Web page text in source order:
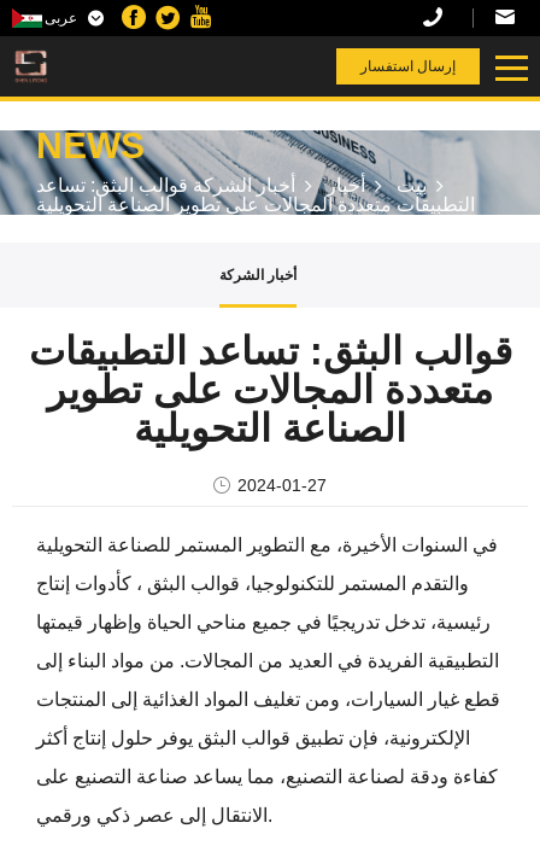
عربى
إرسال استفسار
NEWS
بيت أخبار أخبار الشركة قوالب البثق: تساعد
التطبيقات متعددة المجالات على تطوير الصناعة التحويلية
أخبار الشركة
قوالب البثق: تساعد التطبيقات
متعددة المجالات على تطوير
الصناعة التحويلية
2024-01-27
في السنوات الأخيرة، مع التطوير المستمر للصناعة التحويلية
والتقدم المستمر للتكنولوجيا، قوالب البثق ، كأدوات إنتاج
رئيسية، تدخل تدريجيًا في جميع مناحي الحياة وإظهار قيمتها
التطبيقية الفريدة في العديد من المجالات. من مواد البناء إلى
قطع غيار السيارات، ومن تغليف المواد الغذائية إلى المنتجات
الإلكترونية، فإن تطبيق قوالب البثق يوفر حلول إنتاج أكثر
كفاءة ودقة لصناعة التصنيع، مما يساعد صناعة التصنيع على
الانتقال إلى عصر ذكي ورقمي.